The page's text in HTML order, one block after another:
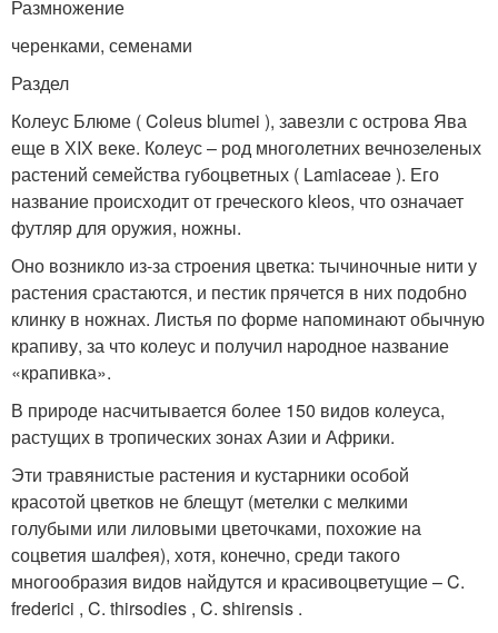
Размножение
черенками, семенами
Раздел
Колеус Блюме ( Coleus blumei ), завезли с острова Ява
еще в ХIХ веке. Колеус – род многолетних вечнозеленых
растений семейства губоцветных ( Lamiaceae ). Его
название происходит от греческого kleos, что означает
футляр для оружия, ножны.
Оно возникло из-за строения цветка: тычиночные нити у
растения срастаются, и пестик прячется в них подобно
клинку в ножнах. Листья по форме напоминают обычную
крапиву, за что колеус и получил народное название
«крапивка».
В природе насчитывается более 150 видов колеуса,
растущих в тропических зонах Азии и Африки.
Эти травянистые растения и кустарники особой
красотой цветков не блещут (метелки с мелкими
голубыми или лиловыми цветочками, похожие на
соцветия шалфея), хотя, конечно, среди такого
многообразия видов найдутся и красивоцветущие – C.
frederici , C. thirsodies , C. shirensis .